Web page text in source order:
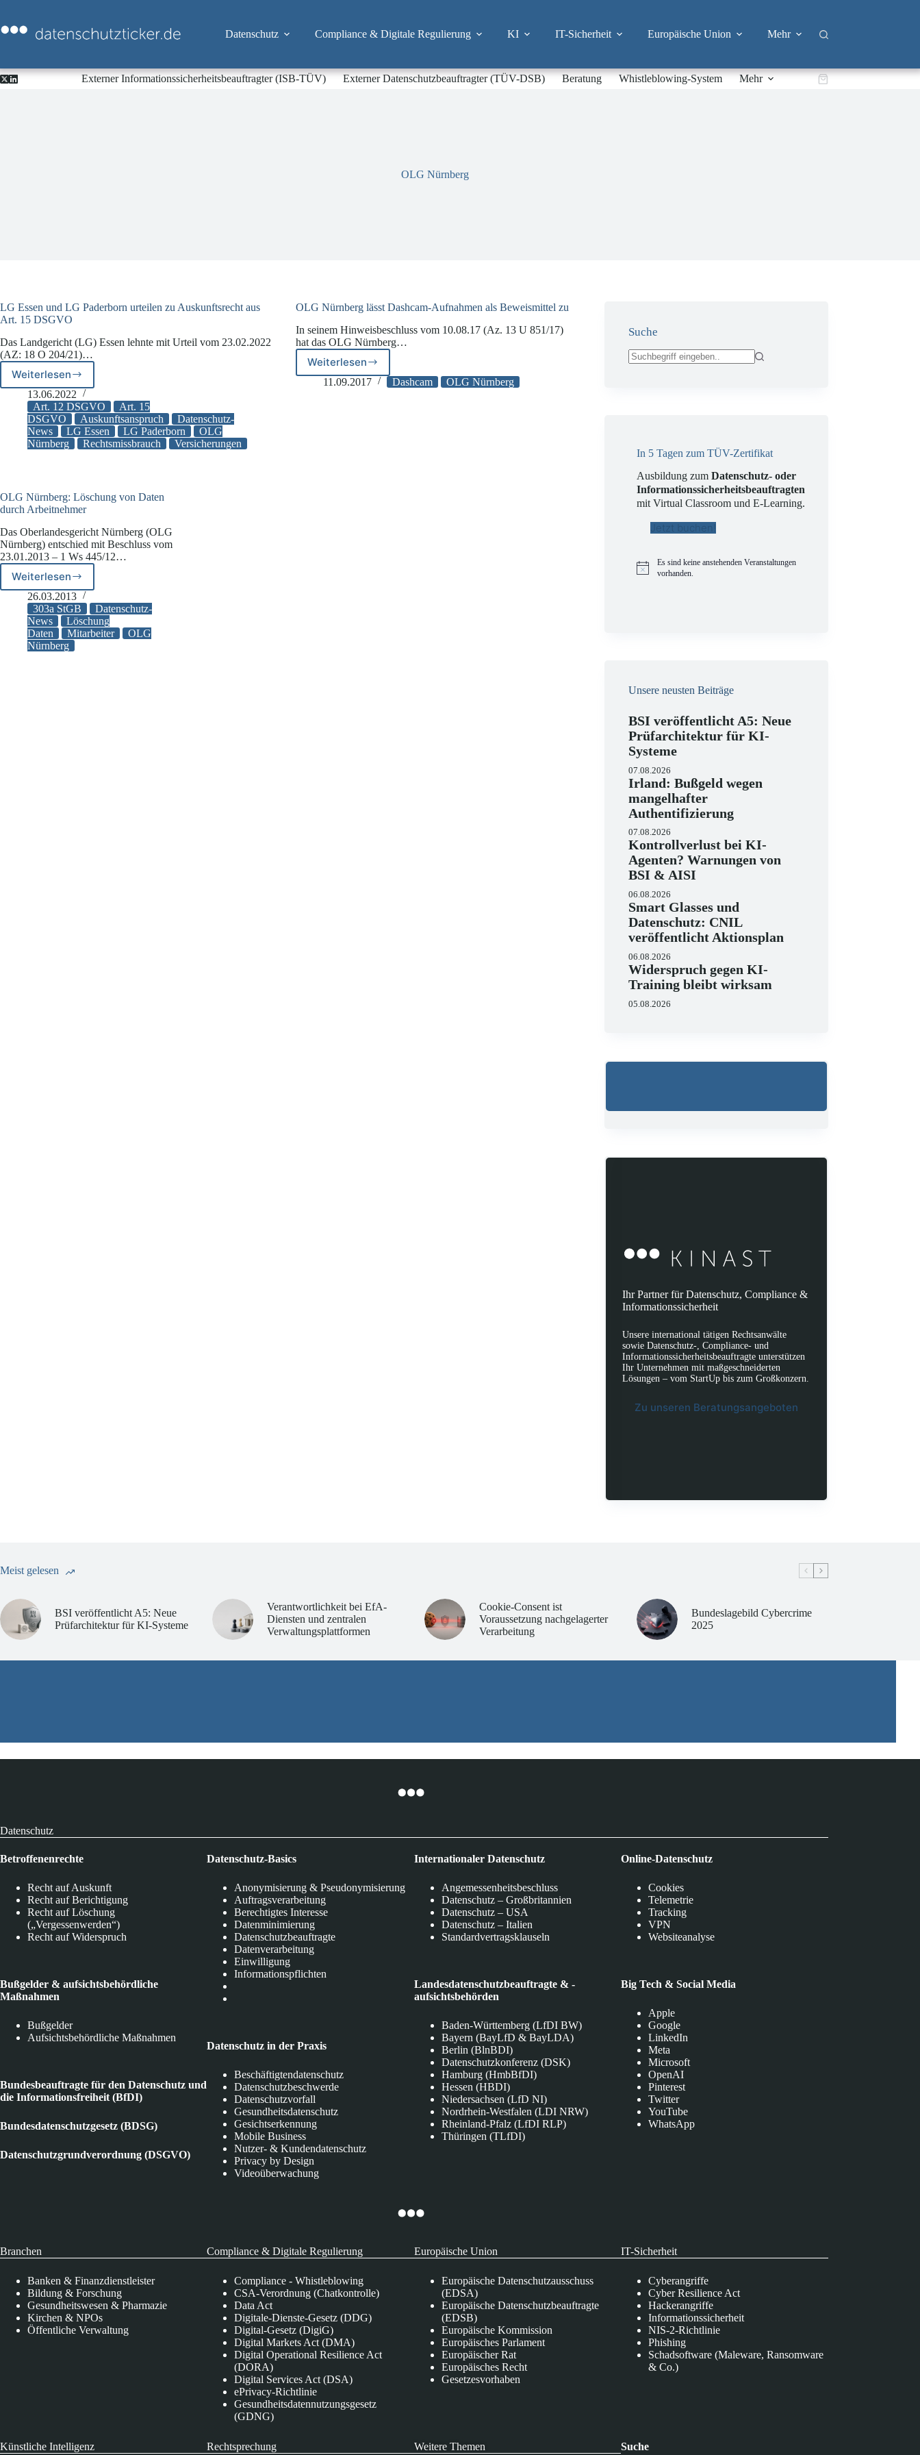
springen
Datenschutz Compliance & Digitale Regulierung KI IT-Sicherheit Europäische Union Mehr
Externer Informationssicherheitsbeauftragter (ISB-TÜV) Externer Datenschutzbeauftragter (TÜV-DSB) Beratung Whistleblowing-System Mehr Warenkorb
OLG Nürnberg
LG Essen und LG Paderborn urteilen zu Auskunftsrecht aus
Art. 15 DSGVO
Das Landgericht (LG) Essen lehnte mit Urteil vom 23.02.2022
(AZ: 18 O 204/21)…
Weiterlesen
LG
Essen
und
LG
Paderborn
urteilen
Art.
15
13.06.2022
Art. 12 DSGVO
Art. 15
DSGVO
Auskunftsanspruch
Datenschutz-
News
LG Essen LG Paderborn
OLG
Nürnberg
Rechtsmissbrauch Versicherungen
OLG Nürnberg lässt Dashcam-Aufnahmen als Beweismittel zu
In seinem Hinweisbeschluss vom 10.08.17 (Az. 13 U 851/17)
hat das OLG Nürnberg…
Weiterlesen
OLG
Nürnberg
11.09.2017 Dashcam OLG Nürnberg
OLG Nürnberg: Löschung von Daten
durch Arbeitnehmer
Das Oberlandesgericht Nürnberg (OLG
Nürnberg) entschied mit Beschluss vom
23.01.2013 – 1 Ws 445/12…
Weiterlesen
OLG
Nürnberg:
Löschung
von
Daten
durch
26.03.2013
303a StGB
Datenschutz-
News
Löschung
Daten
Mitarbeiter
OLG
Nürnberg
Suche
In 5 Tagen zum TÜV-Zertifikat
Ausbildung zumDatenschutz- oder
Informationssicherheitsbeauftragten
mit Virtual Classroom und E-Learning.
Jetzt buchen!
H
Es sind keine anstehenden Veranstaltungen
vorhanden.
Unsere neusten Beiträge
BSI veröffentlicht A5: Neue
Prüfarchitektur für KI-
Systeme
07.08.2026
Irland: Bußgeld wegen
mangelhafter
Authentifizierung
07.08.2026
Kontrollverlust bei KI-
Agenten? Warnungen von
BSI & AISI
06.08.2026
Smart Glasses und
Datenschutz: CNIL
veröffentlicht Aktionsplan
06.08.2026
Widerspruch gegen KI-
Training bleibt wirksam
05.08.2026
Ihr Partner für Datenschutz, Compliance &
Informationssicherheit
Unsere international tätigen Rechtsanwälte
sowie Datenschutz-, Compliance- und
Informationssicherheitsbeauftragte unterstützen
Ihr Unternehmen mit maßgeschneiderten
Lösungen – vom StartUp bis zum Großkonzern.
Zu unseren Beratungsangeboten
Meist gelesen
BSI veröffentlicht A5: Neue
Prüfarchitektur für KI-Systeme
Verantwortlichkeit bei EfA-
Diensten und zentralen
Verwaltungsplattformen
Cookie-Consent ist
Voraussetzung nachgelagerter
Verarbeitung
Bundeslagebild Cybercrime
2025
Datenschutz
Betroffenenrechte
Recht auf Auskunft
Recht auf Berichtigung
Recht auf Löschung
(„Vergessenwerden“)
Recht auf Widerspruch
Bußgelder & aufsichtsbehördliche
Maßnahmen
Bußgelder
Aufsichtsbehördliche Maßnahmen
Bundesbeauftragte für den Datenschutz und
die Informationsfreiheit (BfDI)
Bundesdatenschutzgesetz (BDSG)
Datenschutzgrundverordnung (DSGVO)
Datenschutz-Basics
Anonymisierung & Pseudonymisierung
Auftragsverarbeitung
Berechtigtes Interesse
Datenminimierung
Datenschutzbeauftragte
Datenverarbeitung
Einwilligung
Informationspflichten
Datenschutz in der Praxis
Beschäftigtendatenschutz
Datenschutzbeschwerde
Datenschutzvorfall
Gesundheitsdatenschutz
Gesichtserkennung
Mobile Business
Nutzer- & Kundendatenschutz
Privacy by Design
Videoüberwachung
Internationaler Datenschutz
Angemessenheitsbeschluss
Datenschutz – Großbritannien
Datenschutz – USA
Datenschutz – Italien
Standardvertragsklauseln
Landesdatenschutzbeauftragte & -
aufsichtsbehörden
Baden-Württemberg (LfDI BW)
Bayern (BayLfD & BayLDA)
Berlin (BlnBDI)
Datenschutzkonferenz (DSK)
Hamburg (HmbBfDI)
Hessen (HBDI)
Niedersachsen (LfD NI)
Nordrhein-Westfalen (LDI NRW)
Rheinland-Pfalz (LfDI RLP)
Thüringen (TLfDI)
Online-Datenschutz
Cookies
Telemetrie
Tracking
VPN
Websiteanalyse
Big Tech & Social Media
Apple
Google
LinkedIn
Meta
Microsoft
OpenAI
Pinterest
Twitter
YouTube
WhatsApp
Branchen
Banken & Finanzdienstleister
Bildung & Forschung
Gesundheitswesen & Pharmazie
Kirchen & NPOs
Öffentliche Verwaltung
Compliance & Digitale Regulierung
Compliance - Whistleblowing
CSA-Verordnung (Chatkontrolle)
Data Act
Digitale-Dienste-Gesetz (DDG)
Digital-Gesetz (DigiG)
Digital Markets Act (DMA)
Digital Operational Resilience Act
(DORA)
Digital Services Act (DSA)
ePrivacy-Richtlinie
Gesundheitsdatennutzungsgesetz
(GDNG)
Europäische Union
Europäische Datenschutzausschuss
(EDSA)
Europäische Datenschutzbeauftragte
(EDSB)
Europäische Kommission
Europäisches Parlament
Europäischer Rat
Europäisches Recht
Gesetzesvorhaben
IT-Sicherheit
Cyberangriffe
Cyber Resilience Act
Hackerangriffe
Informationssicherheit
NIS-2-Richtlinie
Phishing
Schadsoftware (Maleware, Ransomware
& Co.)
Künstliche Intelligenz Rechtsprechung Weitere Themen Suche